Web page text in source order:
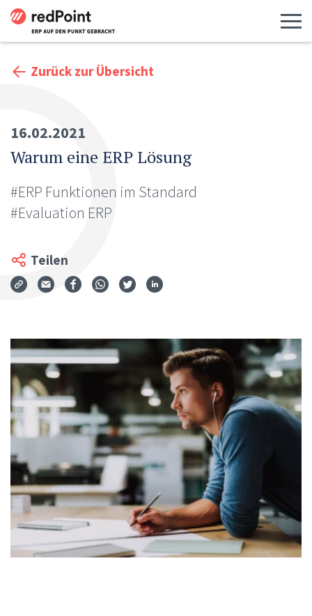
Zurück zur Übersicht
16.02.2021
Warum eine ERP Lösung
#ERP Funktionen im Standard
#Evaluation ERP
Teilen
Via Mail teilen
Auf Facebook teilen
Auf WhatsApp teilen
Auf Twitter teilen
Auf LinkedIn teilen